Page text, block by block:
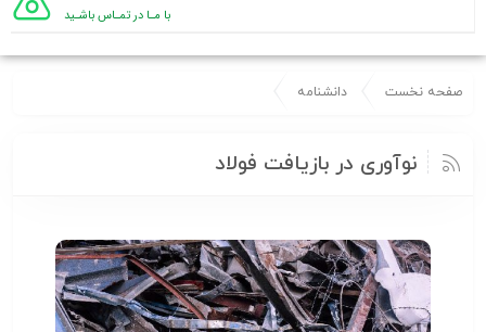
با مـا در تمـاس باشـید
صفحه نخست دانشنامه
نوآوری در بازیافت فولاد